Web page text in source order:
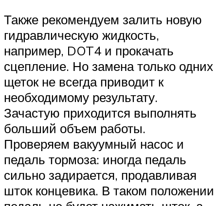
Также рекомендуем залить новую
гидравлическую жидкость,
например, DOT4 и прокачать
сцепление. Но замена только одних
щеток не всегда приводит к
необходимому результату.
Зачастую приходится выполнять
больший объем работы.
Проверяем вакуумный насос и
педаль тормоза: иногда педаль
сильно задирается, продавливая
шток концевика. В таком положении